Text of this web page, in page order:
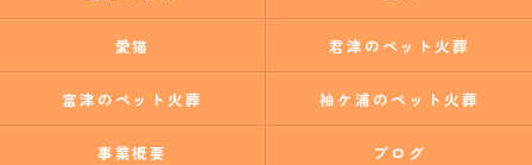
愛猫 君津のペット火葬
富津のペット火葬 袖ケ浦のペット火葬
事業概要 ブログ